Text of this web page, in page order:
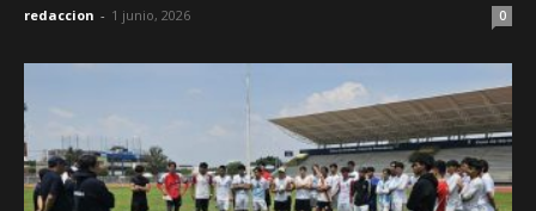
redaccion - 1 junio, 2026 0